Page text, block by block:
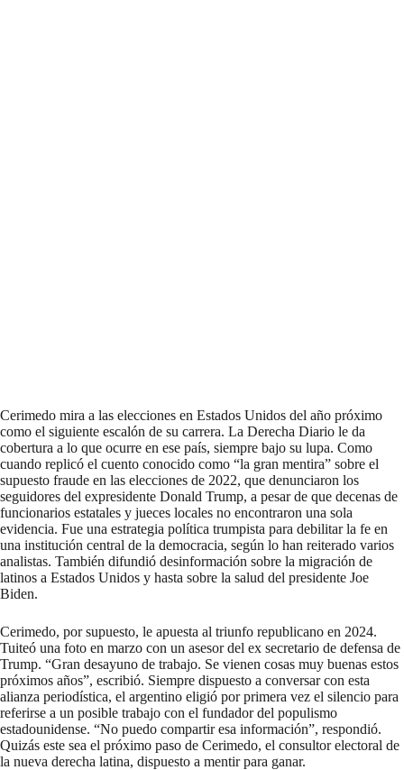
Cerimedo mira a las elecciones en Estados Unidos del año próximo
como el siguiente escalón de su carrera. La Derecha Diario le da
cobertura a lo que ocurre en ese país, siempre bajo su lupa. Como
cuando replicó el cuento conocido como “la gran mentira” sobre el
supuesto fraude en las elecciones de 2022, que denunciaron los
seguidores del expresidente Donald Trump, a pesar de que decenas de
funcionarios estatales y jueces locales no encontraron una sola
evidencia. Fue una estrategia política trumpista para debilitar la fe en
una institución central de la democracia, según lo han reiterado varios
analistas. También difundió desinformación sobre la migración de
latinos a Estados Unidos y hasta sobre la salud del presidente Joe
Biden.
Cerimedo, por supuesto, le apuesta al triunfo republicano en 2024.
Tuiteó una foto en marzo con un asesor del ex secretario de defensa de
Trump. “Gran desayuno de trabajo. Se vienen cosas muy buenas estos
próximos años”, escribió. Siempre dispuesto a conversar con esta
alianza periodística, el argentino eligió por primera vez el silencio para
referirse a un posible trabajo con el fundador del populismo
estadounidense. “No puedo compartir esa información”, respondió.
Quizás este sea el próximo paso de Cerimedo, el consultor electoral de
la nueva derecha latina, dispuesto a mentir para ganar.